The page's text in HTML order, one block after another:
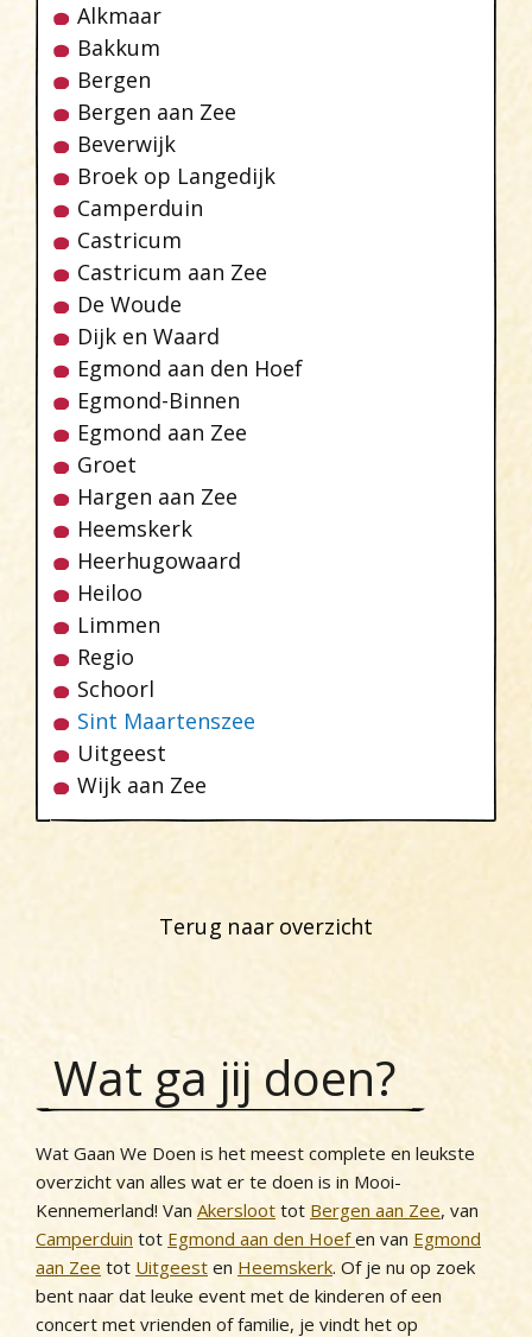
Terug naar overzicht
Alkmaar
Bakkum
Bergen
Bergen aan Zee
Beverwijk
Broek op Langedijk
Camperduin
Castricum
Castricum aan Zee
De Woude
Dijk en Waard
Egmond aan den Hoef
Egmond-Binnen
Egmond aan Zee
Groet
Hargen aan Zee
Heemskerk
Heerhugowaard
Heiloo
Limmen
Regio
Schoorl
Sint Maartenszee
Uitgeest
Wijk aan Zee
Wat ga jij doen?
Wat Gaan We Doen is het meest complete en leukste
overzicht van alles wat er te doen is in Mooi-
Kennemerland! Van Akersloot tot Bergen aan Zee, van
Camperduin tot Egmond aan den Hoefen van Egmond
aan Zee tot Uitgeest en Heemskerk. Of je nu op zoek
bent naar dat leuke event met de kinderen of een
concert met vrienden of familie, je vindt het op